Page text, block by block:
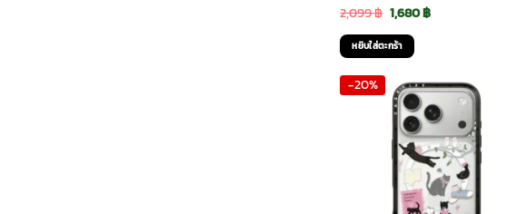
2,099฿ Original
price
was:
2,099 ฿.
1,680฿Current
1,680 ฿.
หยิบใส่ตะกร้า
-20%